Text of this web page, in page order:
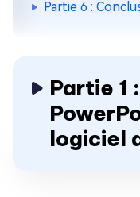
Partie 6 :
Partie 1
logiciel